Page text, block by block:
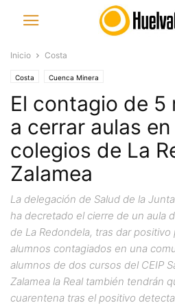
Inicio Costa
Costa Cuenca Minera
El contagio de 5
a cerrar aulas
colegios de La
Zalamea
La delegación de Salud de la
ha decretado el cierre de un aula
de La Redondela, tras dar
alumnos contagiados en una
alumnos de dos cursos del CEIP
Zalamea la Real también tendrán
cuarentena tras el positivo